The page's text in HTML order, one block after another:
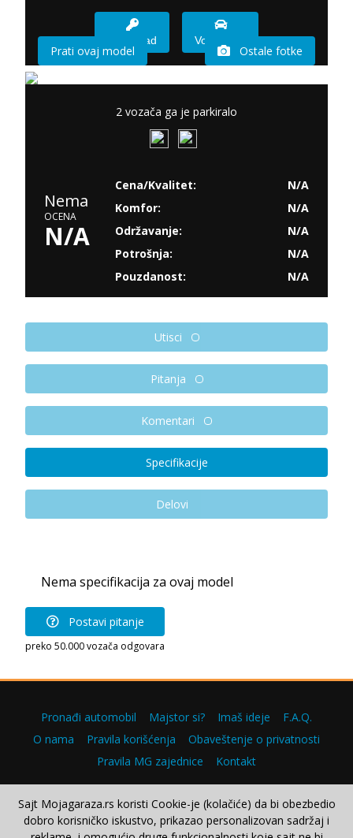
Imam sad Vozio sam
Prati ovaj model Ostale fotke
2 vozača ga je parkiralo
Nema
OCENA
N/A
Cena/Kvalitet:
N/A
Komfor:
N/A
Održavanje:
N/A
Potrošnja:
N/A
Pouzdanost:
N/A
Utisci
Pitanja
Komentari
Specifikacije
Delovi
Nema specifikacija za ovaj model
Postavi pitanje
preko 50.000 vozača odgovara
Pronađi automobil Majstor si? Imaš ideje
F.A.Q.
O nama
Pravila korišćenja
Obaveštenje o privatnosti
Pravila MG zajednice
Kontakt
Copyright © 2000–2026.
Sajt Mojagaraza.rs koristi Cookie-je (kolačiće) da bi obezbedio
dobro korisničko iskustvo, prikazao personalizovan sadržaj i